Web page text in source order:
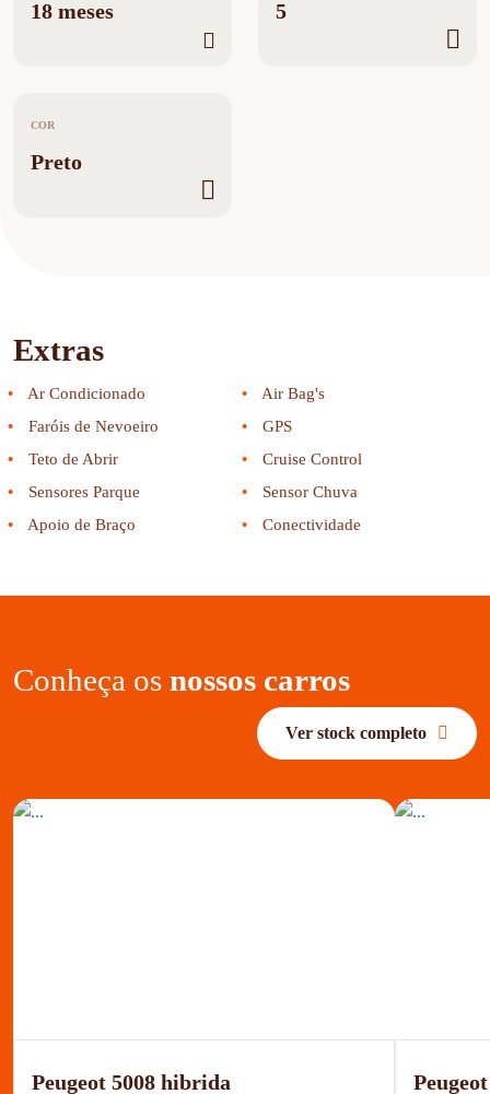
18 meses 5
COR
Preto
Extras
Ar Condicionado
Air Bag's
Faróis de Nevoeiro
GPS
Teto de Abrir
Cruise Control
Sensores Parque
Sensor Chuva
Apoio de Braço
Conectividade
Conheça os nossos carros
Ver stock completo
Peugeot 5008 hibrida